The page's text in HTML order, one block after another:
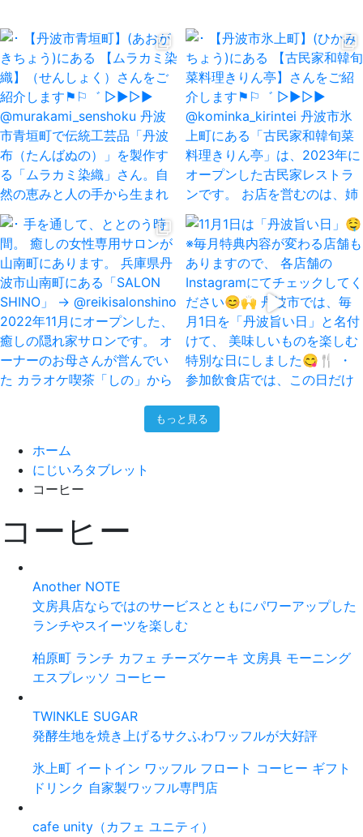
もっと見る
ホーム
にじいろタブレット
コーヒー
コーヒー
Another NOTE
文房具店ならではのサービスとともにパワーアップした
ランチやスイーツを楽しむ
柏原町 ランチ カフェ チーズケーキ 文房具 モーニング
エスプレッソ コーヒー
TWINKLE SUGAR
発酵生地を焼き上げるサクふわワッフルが大好評
氷上町 イートイン ワッフル フロート コーヒー ギフト
ドリンク 自家製ワッフル専門店
cafe unity（カフェ ユニティ）